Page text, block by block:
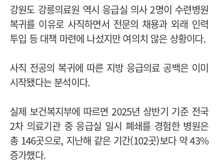
강원도 강릉의료원 역시 응급실 의사 2명이 수련병원
복귀를 이유로 사직하면서 전문의 채용과 외래 인력
투입 등 대책 마련에 나섰지만 여의치 않은 상황이다.
사직 전공의 복귀에 따른 지방 응급의료 공백은 이미
시작됐다는 분석이다.
실제 보건복지부에 따르면 2025년 상반기 기준 전국
2차 의료기관 중 응급실 일시 폐쇄를 경험한 병원은
총 146곳으로, 지난해 같은 기간(102곳)보다 약 43%
증가했다.